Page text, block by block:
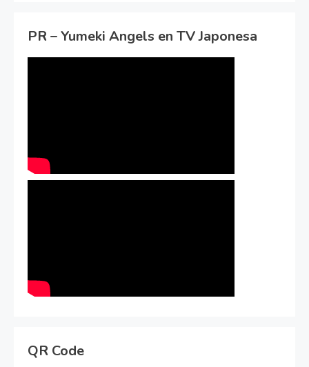
PR – Yumeki Angels en TV Japonesa
QR Code